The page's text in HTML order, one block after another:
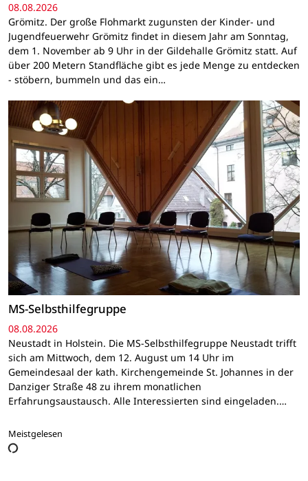
08.08.2026
Grömitz. Der große Flohmarkt zugunsten der Kinder- und
Jugendfeuerwehr Grömitz findet in diesem Jahr am Sonntag,
dem 1. November ab 9 Uhr in der Gildehalle Grömitz statt. Auf
über 200 Metern Standfläche gibt es jede Menge zu entdecken
- stöbern, bummeln und das ein…
MS-Selbsthilfegruppe
08.08.2026
Neustadt in Holstein. Die MS-Selbsthilfegruppe Neustadt trifft
sich am Mittwoch, dem 12. August um 14 Uhr im
Gemeindesaal der kath. Kirchengemeinde St. Johannes in der
Danziger Straße 48 zu ihrem monatlichen
Erfahrungsaustausch. Alle Interessierten sind eingeladen.…
Meistgelesen